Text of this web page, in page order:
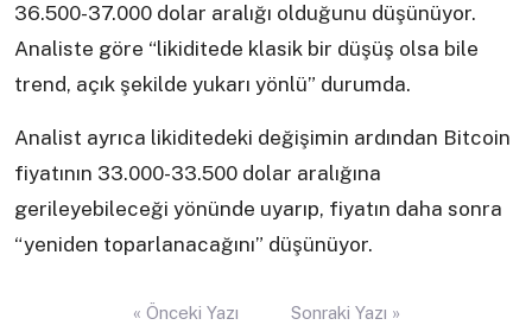
36.500-37.000 dolar aralığı olduğunu düşünüyor.
Analiste göre “likiditede klasik bir düşüş olsa bile
trend, açık şekilde yukarı yönlü” durumda.
Analist ayrıca likiditedeki değişimin ardından Bitcoin
fiyatının 33.000-33.500 dolar aralığına
gerileyebileceği yönünde uyarıp, fiyatın daha sonra
“yeniden toparlanacağını” düşünüyor.
« Önceki Yazı Sonraki Yazı »